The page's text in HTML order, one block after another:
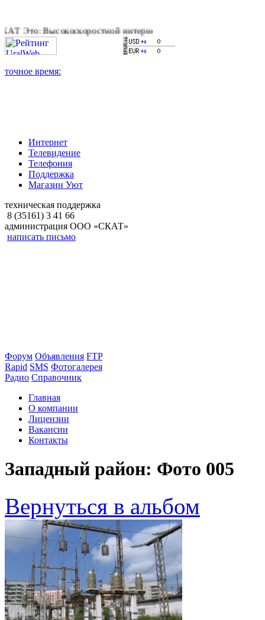
Высокоскоростной интернет, качественное цифровое и
Интернет
Телевидение
Телефония
Поддержка
Магазин Уют
техническая поддержка
8 (35161) 3 41 66
администрация ООО «СКАТ»
написать письмо
Форум Объявления FTP
Rapid SMS Фотогалерея
Радио Справочник
Главная
О компании
Лицензии
Вакансии
Контакты
Западный район: Фото 005
Вернуться в альбом